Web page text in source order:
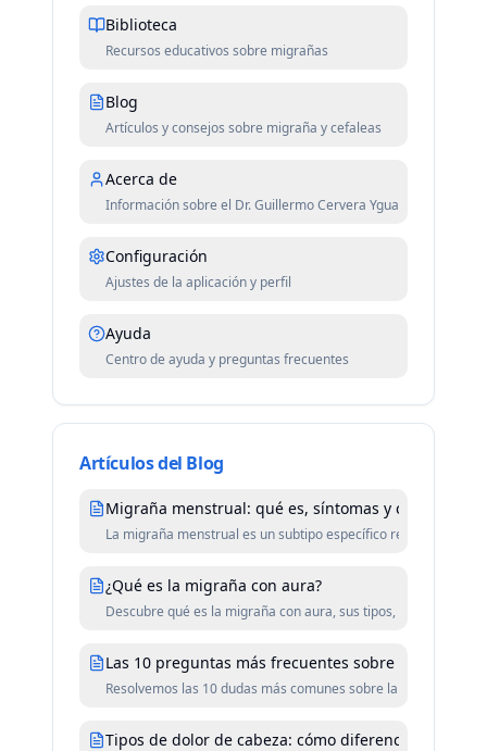
Biblioteca
Recursos educativos sobre migrañas
Blog
Artículos y consejos sobre migraña y cefaleas
Acerca de
Información sobre el Dr. Guillermo Cervera Ygual y
Configuración
Ajustes de la aplicación y perfil
Ayuda
Centro de ayuda y preguntas frecuentes
Artículos del Blog
Migraña menstrual: qué es, síntomas y consejos
La migraña menstrual es un subtipo específico relacionado
¿Qué es la migraña con aura?
Descubre qué es la migraña con aura, sus tipos, síntomas y
Las 10 preguntas más frecuentes sobre la migraña
Resolvemos las 10 dudas más comunes sobre la migraña
Tipos de dolor de cabeza: cómo diferenciar la